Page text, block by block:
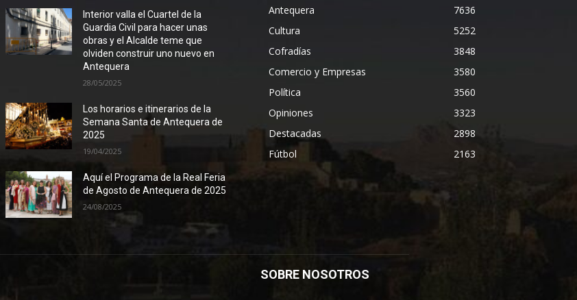
Interior valla el Cuartel de la
Guardia Civil para hacer unas
obras y el Alcalde teme que
olviden construir uno nuevo en
Antequera
28/05/2025
Los horarios e itinerarios de la
Semana Santa de Antequera de
2025
19/04/2025
Aquí el Programa de la Real Feria
de Agosto de Antequera de 2025
24/08/2025
Antequera
7636
Cultura
5252
Cofradías
3848
Comercio y Empresas
3580
Política
3560
Opiniones
3323
Destacadas
2898
Fútbol
2163
SOBRE NOSOTROS